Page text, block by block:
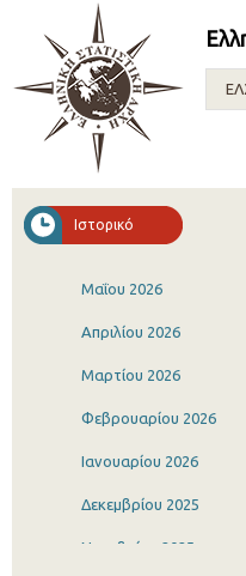
Ιστορικό
Μαΐου 2026
Απριλίου 2026
Μαρτίου 2026
Φεβρουαρίου 2026
Ιανουαρίου 2026
Δεκεμβρίου 2025
Νοεμβρίου 2025